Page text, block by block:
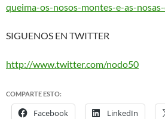
queima-os-nosos-montes-e-as-nosas-
SIGUENOS EN TWITTER
http://www.twitter.com/nodo50
COMPARTE ESTO:
Facebook LinkedIn